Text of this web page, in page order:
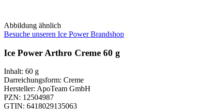
Abbildung ähnlich
Besuche unseren Ice Power Brandshop
Ice Power Arthro Creme 60 g
Inhalt: 60 g
Darreichungsform: Creme
Hersteller: ApoTeam GmbH
PZN: 12504987
GTIN: 6418029135063